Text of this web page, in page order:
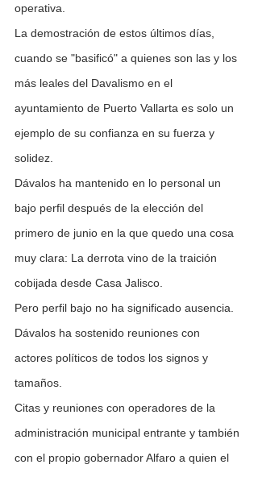
operativa.
La demostración de estos últimos días,
cuando se "basificó" a quienes son las y los
más leales del Davalismo en el
ayuntamiento de Puerto Vallarta es solo un
ejemplo de su confianza en su fuerza y
solidez.
Dávalos ha mantenido en lo personal un
bajo perfil después de la elección del
primero de junio en la que quedo una cosa
muy clara: La derrota vino de la traición
cobijada desde Casa Jalisco.
Pero perfil bajo no ha significado ausencia.
Dávalos ha sostenido reuniones con
actores políticos de todos los signos y
tamaños.
Citas y reuniones con operadores de la
administración municipal entrante y también
con el propio gobernador Alfaro a quien el